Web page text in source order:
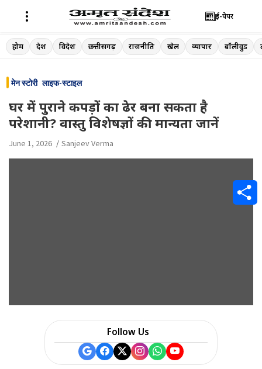
Skip
to
ई-पेपर
होम देश विदेश छत्तीसगढ़ राजनीति खेल व्यापार बॉलीवुड
मेन स्टोरी लाइफ-स्टाइल
घर में पुराने कपड़ों का ढेर बना सकता है
परेशानी? वास्तु विशेषज्ञों की मान्यता जानें
June 1, 2026 Sanjeev Verma
Follow Us